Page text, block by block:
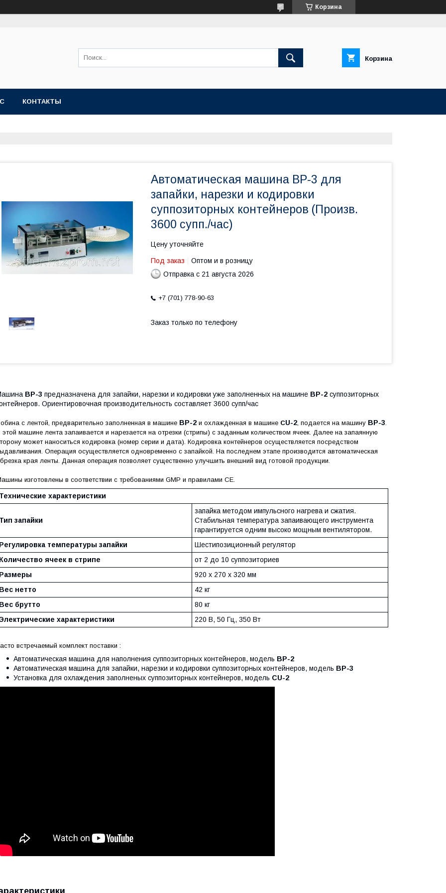
Корзина
Корзина
КОНТАКТЫ
Автоматическая машина BP-3 для
запайки, нарезки и кодировки
суппозиторных контейнеров (Произв.
3600 супп./час)
Цену уточняйте
Под заказ
Оптом и в розницу
Отправка с 21 августа 2026
+7 (701) 778-90-63
Заказ только по телефону
BP-3 предназначена для запайки, нарезки и кодировки уже заполненных на машине BP-2 суппозиторных
Ориентировочная производительность составляет 3600 супп/час
с лентой, предварительно заполненная в машине BP-2 и охлажденная в машине CU-2, подается на машину ВР-3.
этой машине лента запаивается и нарезается на отрезки (стрипы) с заданным количеством ячеек. Далее на запаянную
может наноситься кодировка (номер серии и дата). Кодировка контейнеров осуществляется посредством
Операция осуществляется одновременно с запайкой. На последнем этапе производится автоматическая
края ленты. Данная операция позволяет существенно улучшить внешний вид готовой продукции.
изготовлены в соответствии с требованиями GMP и правилами CE.
характеристики
запайки
запайка методом импульсного нагрева и сжатия.
Стабильная температура запаивающего инструмента
гарантируется одним высоко мощным вентилятором.
температуры запайки
Шестипозиционный регулятор
ячеек в стрипе
от 2 до 10 суппозиториев
920 х 270 х 320 мм
нетто
42 кг
брутто
80 кг
характеристики
220 В, 50 Гц, 350 Вт
встречаемый комплект поставки :
Автоматическая машина для наполнения суппозиторных контейнеров, модель BP-2
Автоматическая машина для запайки, нарезки и кодировки суппозиторных контейнеров, модель BP-3
Установка для охлаждения заполненых суппозиторных контейнеров, модель CU-2